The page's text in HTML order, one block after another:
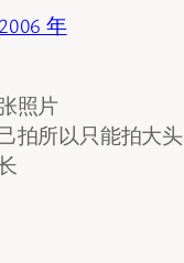
年
照片
拍所以只能拍大头